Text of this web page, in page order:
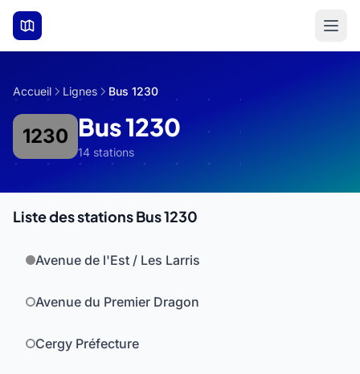
Aller au contenu principal
Accueil Lignes Bus 1230
1230 Bus 1230
14 stations
Liste des stations Bus 1230
Avenue de l'Est / Les Larris
Avenue du Premier Dragon
Cergy Préfecture